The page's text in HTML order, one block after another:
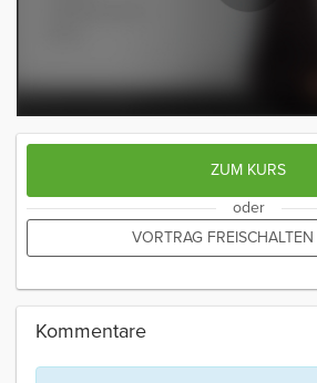
ZUM KURS
oder
VORTRAG FREISCHALTEN
Kommentare